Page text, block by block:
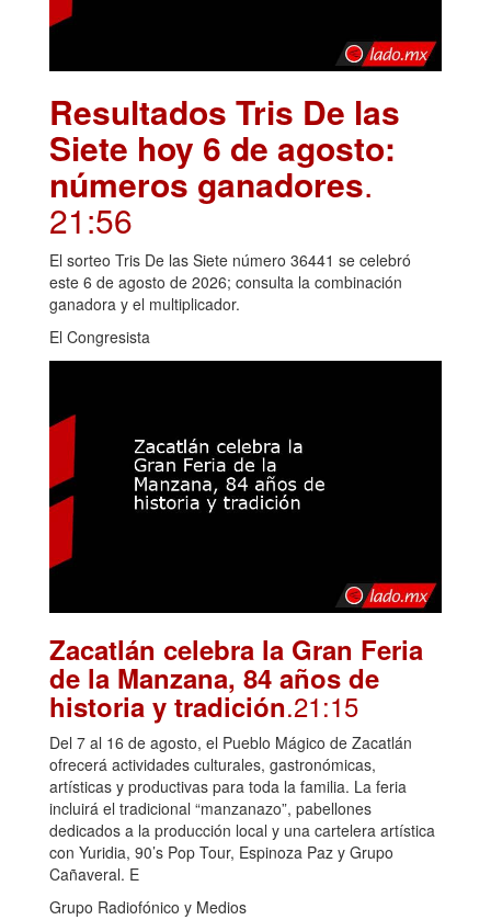
Resultados Tris De las
Siete hoy 6 de agosto:
números ganadores.
21:56
El sorteo Tris De las Siete número 36441 se celebró
este 6 de agosto de 2026; consulta la combinación
ganadora y el multiplicador.
El Congresista
Zacatlán celebra la Gran Feria
de la Manzana, 84 años de
historia y tradición.21:15
Del 7 al 16 de agosto, el Pueblo Mágico de Zacatlán
ofrecerá actividades culturales, gastronómicas,
artísticas y productivas para toda la familia. La feria
incluirá el tradicional “manzanazo”, pabellones
dedicados a la producción local y una cartelera artística
con Yuridia, 90’s Pop Tour, Espinoza Paz y Grupo
Cañaveral. E
Grupo Radiofónico y Medios